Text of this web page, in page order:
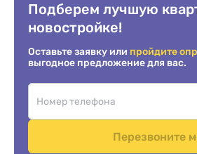
Подберем лучшую
новостройке!
Оставьте заявку или пройдите
выгодное предложение для вас.
Перезвоните